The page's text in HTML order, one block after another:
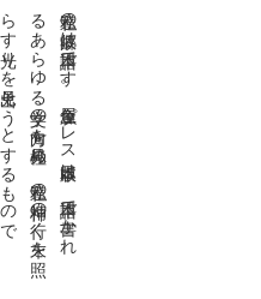
私達の
故郷は
日本語で
す
。
金魚屋プ
レ
ス
日本版は
、
日本語で
書か
れ
る
あ
ら
ゆ
る
文学の
方向を
見極め
、
私達の
精神の
行く
末を
照
ら
す
光り
を
見出そ
う
と
す
る
も
の
で
す
。
金魚屋プ
レ
ス
日本版は
そ
の
光り
の
す
べ
て
を
広義の
文学と
呼び
ま
す